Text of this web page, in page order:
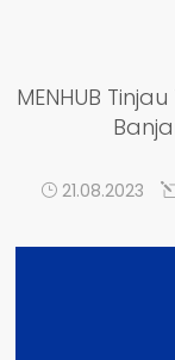
MENHUB
21.08.2023